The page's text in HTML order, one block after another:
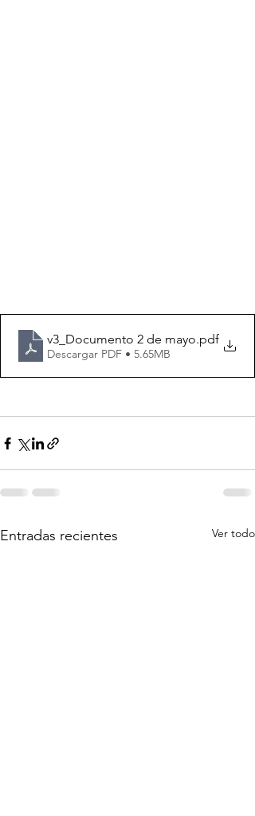
v3_Documento 2 de mayo.pdf
Descargar PDF • 5.65MB
Entradas recientes Ver todo